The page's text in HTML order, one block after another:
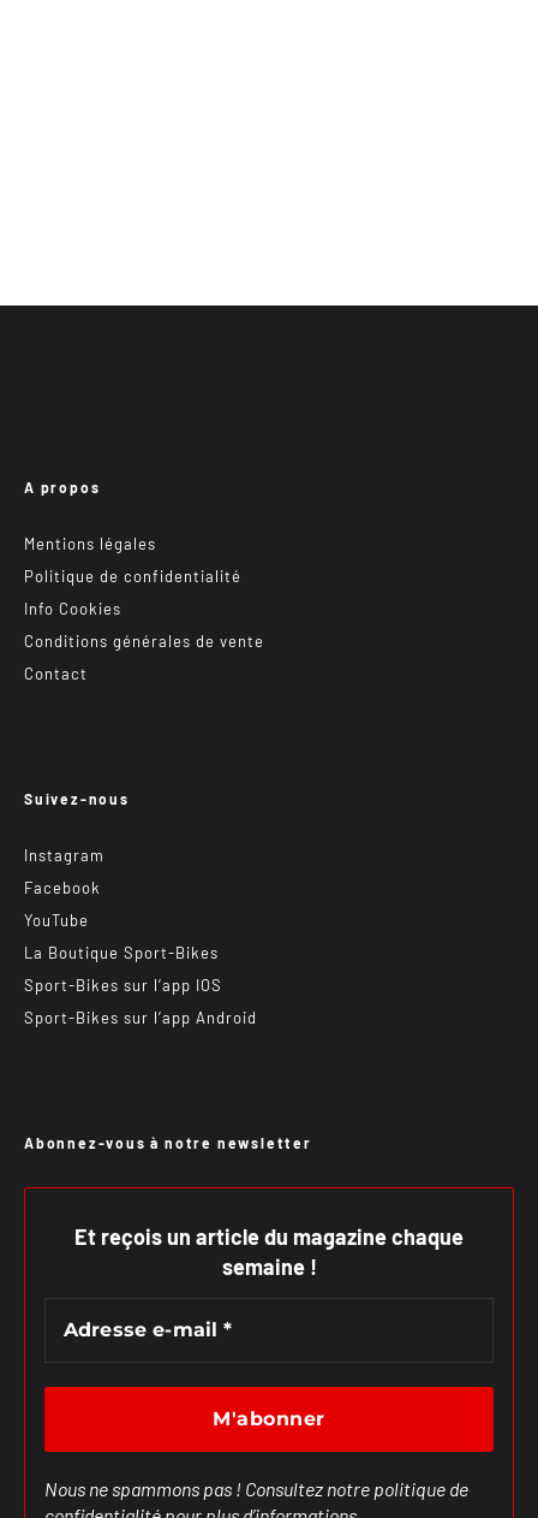
A propos
Mentions légales
Politique de confidentialité
Info Cookies
Conditions générales de vente
Contact
Suivez-nous
Instagram
Facebook
YouTube
La Boutique Sport-Bikes
Sport-Bikes sur l’app IOS
Sport-Bikes sur l’app Android
Abonnez-vous à notre newsletter
Et reçois un article du magazine chaque
semaine !
Nous ne spammons pas ! Consultez notre politique de